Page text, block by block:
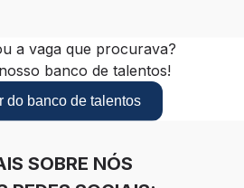
a vaga que procurava?
banco de talentos!
do banco de talentos
SOBRE NÓS